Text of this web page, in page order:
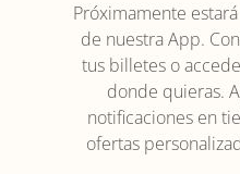
Próximamente
de nuestra App.
tus billetes o
donde quieras.
notificaciones en
ofertas